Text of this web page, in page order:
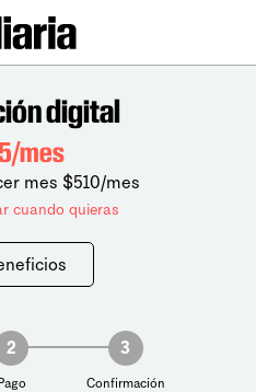
digital
mes
mes $510/mes
cuando quieras
2
Pago
3
Confirmación